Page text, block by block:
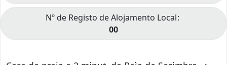
Nº de Registo de Alojamento Local
00